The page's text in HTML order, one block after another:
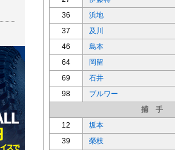
36
浜地
37
及川
46
島本
64
岡留
69
石井
98
ブルワー
捕 手
12
坂本
39
榮枝